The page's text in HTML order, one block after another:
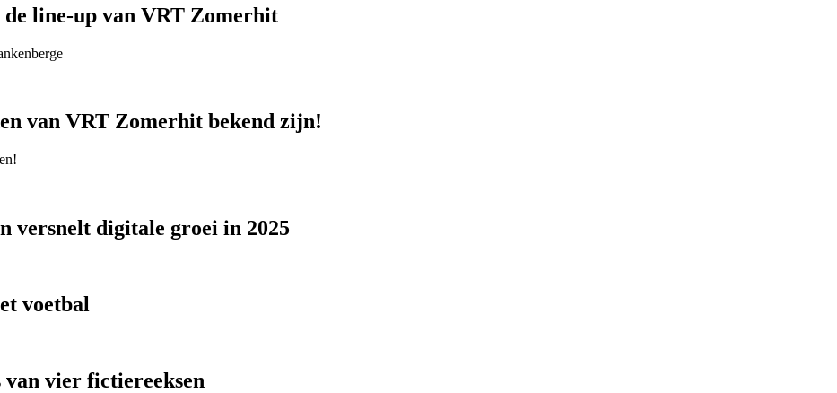
line-up van VRT Zomerhit
van VRT Zomerhit bekend zijn!
versnelt digitale groei in 2025
voetbal
van vier fictiereeksen